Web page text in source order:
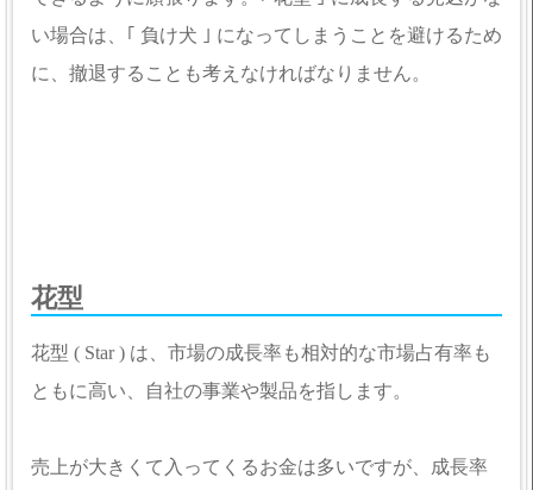
い場合は、｢ 負け犬 ｣ になってしまうことを避けるため
に、撤退することも考えなければなりません。
花型
花型 ( Star ) は、市場の成長率も相対的な市場占有率も
ともに高い、自社の事業や製品を指します。
売上が大きくて入ってくるお金は多いですが、成長率